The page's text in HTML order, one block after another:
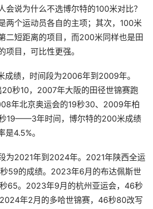
会说为什么不选博尔特的100米对比？
两个运动员各自的主项；其次，100米
二短距离的项目，而200米同样也是田
项目，可比性更强。
成绩，时间段为2006年到2009年。
秒10，2007年大阪的田径世锦赛跑
年北京奥运会的19秒30、2009年柏
19——3年时间，博尔特的200米成绩
4.5%。
为2021年到2024年。2021年陕西全运
59的成绩。2023年6月的布达佩斯世
65。2023年9月的杭州亚运会，46秒
年2月的多哈世锦赛，46秒80改写